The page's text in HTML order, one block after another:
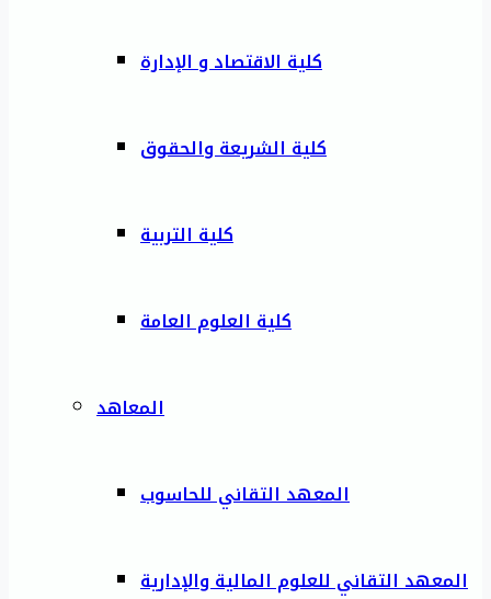
كلية الاقتصاد و الإدارة
كلية الشريعة والحقوق
كلية التربية
كلية العلوم العامة
المعاهد
المعهد التقاني للحاسوب
المعهد التقاني للعلوم المالية والإدارية